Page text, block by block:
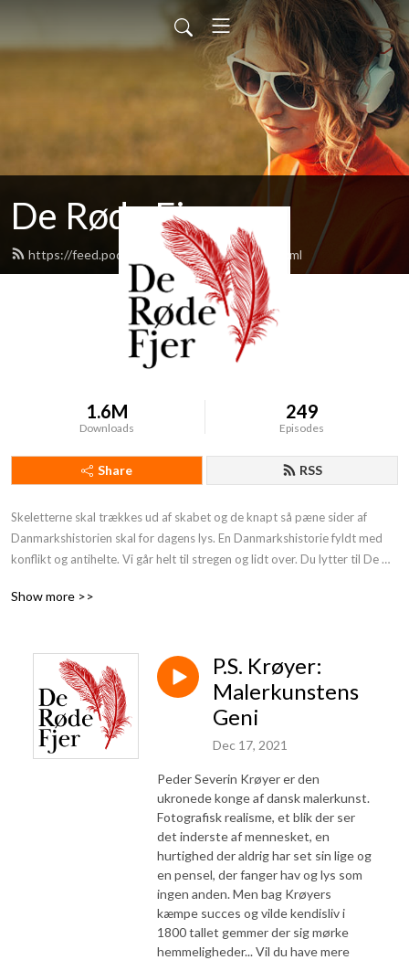
De Røde Fjer
https://feed.podbean.com/deroedefjer/feed.xml
1.6M
Downloads
249
Episodes
Share RSS
Skeletterne skal trækkes ud af skabet og de knapt så pæne sider af
Danmarkshistorien skal for dagens lys. En Danmarkshistorie fyldt med
konflikt og antihelte. Vi går helt til stregen og lidt over. Du lytter til De
din podcast:https: //deroedefjer.10er.app/
Show more >>
P.S. Krøyer:
Malerkunstens
Geni
Dec 17, 2021
Peder Severin Krøyer er den
ukronede konge af dansk malerkunst.
Fotografisk realisme, et blik der ser
det inderste af mennesket, en
hurtighed der aldrig har set sin lige og
en pensel, der fanger hav og lys som
ingen anden. Men bag Krøyers
kæmpe succes og vilde kendisliv i
1800 tallet gemmer der sig mørke
hemmeligheder... Vil du have mere